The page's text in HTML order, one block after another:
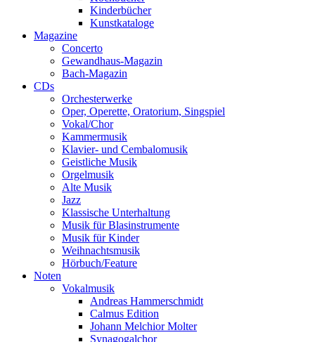
Kinderbücher
Kunstkataloge
Magazine
Concerto
Gewandhaus-Magazin
Bach-Magazin
CDs
Orchesterwerke
Oper, Operette, Oratorium, Singspiel
Vokal/Chor
Kammermusik
Klavier- und Cembalomusik
Geistliche Musik
Orgelmusik
Alte Musik
Jazz
Klassische Unterhaltung
Musik für Blasinstrumente
Musik für Kinder
Weihnachtsmusik
Hörbuch/Feature
Noten
Vokalmusik
Andreas Hammerschmidt
Calmus Edition
Johann Melchior Molter
Synagogalchor